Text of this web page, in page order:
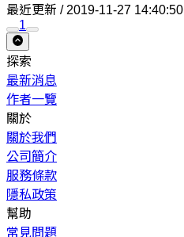
最近更新 / 2019-11-27 14:40:50
1
探索
最新消息
作者一覽
關於
關於我們
公司簡介
服務條款
隱私政策
幫助
常見問題